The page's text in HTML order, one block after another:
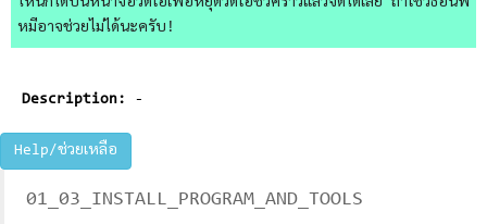
ไหนก็ได้บนหน้าจอวิดีโอเพื่อหยุดวิดีโอชั่วคราวแล้วจดได้เลย ถ้าใช้วิธีอื่นพี่
หมีอาจช่วยไม่ได้นะครับ!
Description: -
Help/ช่วยเหลือ
01_03_INSTALL_PROGRAM_AND_TOOLS